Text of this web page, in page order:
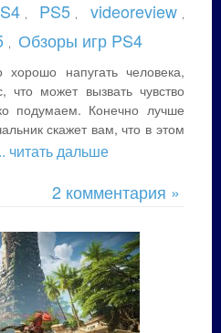
PS5 videoreview
Обзоры игр PS4
напугать человека,
что может вызвать чувство
подумаем. Конечно лучше
скажет вам, что в этом
читать дальше
2 комментария »